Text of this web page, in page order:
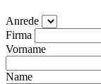
Anrede
Firma
Vorname
Name